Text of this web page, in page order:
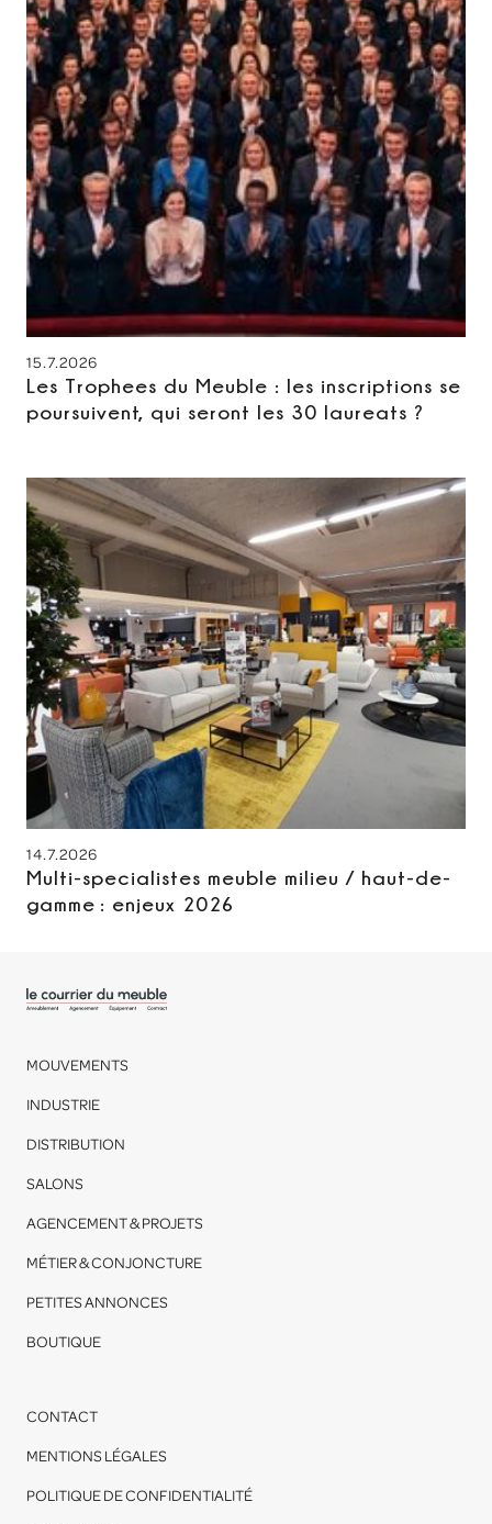
15.7.2026
Les Trophees du Meuble : les inscriptions se
poursuivent, qui seront les 30 laureats ?
14.7.2026
Multi-specialistes meuble milieu / haut-de-
gamme : enjeux 2026
MOUVEMENTS
INDUSTRIE
DISTRIBUTION
SALONS
AGENCEMENT & PROJETS
MÉTIER & CONJONCTURE
PETITES ANNONCES
BOUTIQUE
CONTACT
MENTIONS LÉGALES
POLITIQUE DE CONFIDENTIALITÉ